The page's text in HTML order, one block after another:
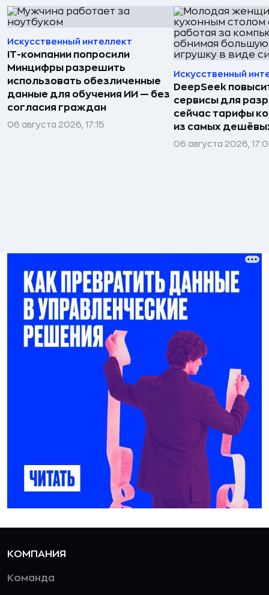
Искусственный интеллект
IT-компании попросили
Минцифры разрешить
использовать обезличенные
данные для обучения ИИ — без
согласия граждан
06 августа 2026, 17:15
Искусственный
DeepSeek
сервисы для
сейчас тарифы
из самых
06 августа 2026,
КОМПАНИЯ
Команда